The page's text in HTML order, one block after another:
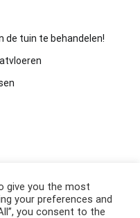
de tuin te behandelen!
give you the most
your preferences and
you consent to the